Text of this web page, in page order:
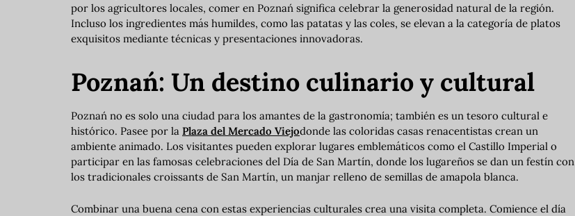
por los agricultores locales, comer en Poznań significa celebrar la generosidad natural de la región.
Incluso los ingredientes más humildes, como las patatas y las coles, se elevan a la categoría de platos
exquisitos mediante técnicas y presentaciones innovadoras.
Poznań: Un destino culinario y cultural
Poznań no es solo una ciudad para los amantes de la gastronomía; también es un tesoro cultural e
histórico. Pasee por la Plaza del Mercado Viejodonde las coloridas casas renacentistas crean un
ambiente animado. Los visitantes pueden explorar lugares emblemáticos como el Castillo Imperial o
participar en las famosas celebraciones del Día de San Martín, donde los lugareños se dan un festín con
los tradicionales croissants de San Martín, un manjar relleno de semillas de amapola blanca.
Combinar una buena cena con estas experiencias culturales crea una visita completa. Comience el día